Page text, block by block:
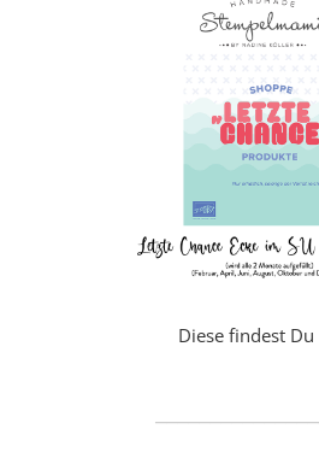
Diese findest Du